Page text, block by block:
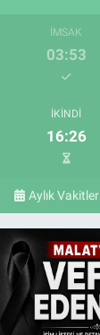
İMSAK
03:53
İKINDI
16:26
Aylık Vakitler